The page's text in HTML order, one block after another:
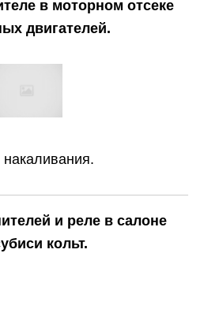
в моторном отсеке
двигателей.
и реле в салоне
кольт.